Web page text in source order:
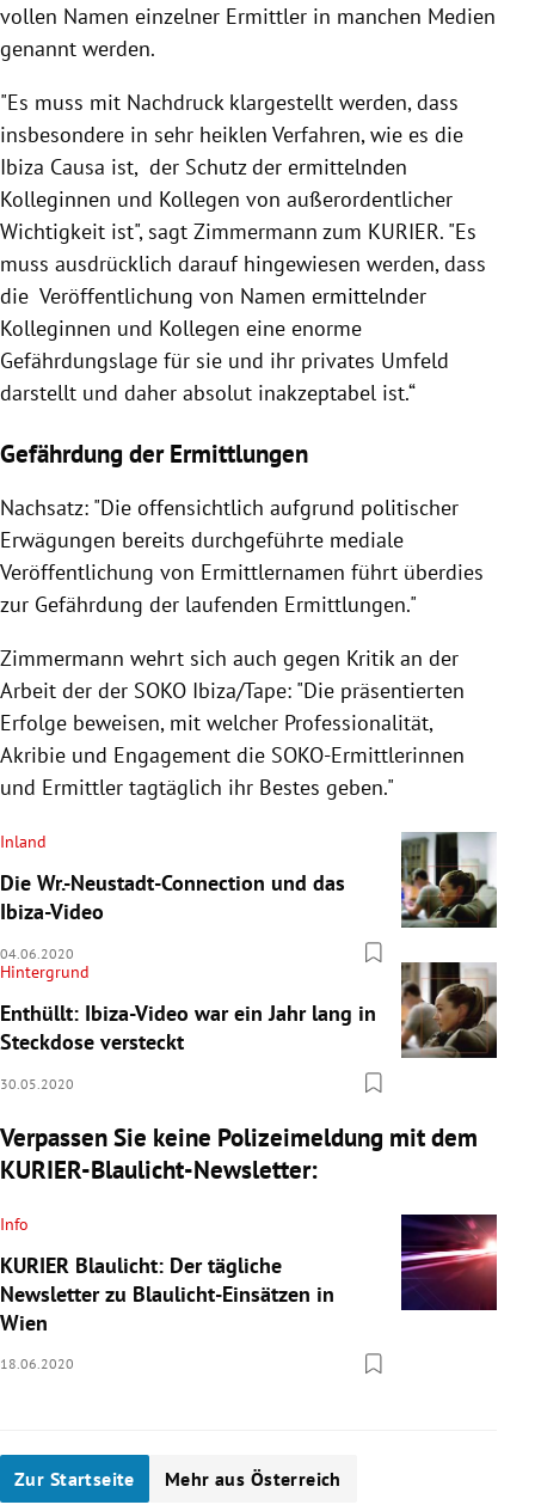
vollen Namen einzelner Ermittler in manchen Medien
genannt werden.
"Es muss mit Nachdruck klargestellt werden, dass
insbesondere in sehr heiklen Verfahren, wie es die
Ibiza Causa ist, der Schutz der ermittelnden
Kolleginnen und Kollegen von außerordentlicher
Wichtigkeit ist", sagt Zimmermann zum KURIER. "Es
muss ausdrücklich darauf hingewiesen werden, dass
die Veröffentlichung von Namen ermittelnder
Kolleginnen und Kollegen eine enorme
Gefährdungslage für sie und ihr privates Umfeld
darstellt und daher absolut inakzeptabel ist.“
Gefährdung der Ermittlungen
Nachsatz: "Die offensichtlich aufgrund politischer
Erwägungen bereits durchgeführte mediale
Veröffentlichung von Ermittlernamen führt überdies
zur Gefährdung der laufenden Ermittlungen."
Zimmermann wehrt sich auch gegen Kritik an der
Arbeit der der SOKO Ibiza/Tape: "Die präsentierten
Erfolge beweisen, mit welcher Professionalität,
Akribie und Engagement die SOKO-Ermittlerinnen
und Ermittler tagtäglich ihr Bestes geben."
Inland
Die Wr.-Neustadt-Connection und das
Ibiza-Video
04.06.2020
Hintergrund
Enthüllt: Ibiza-Video war ein Jahr lang in
Steckdose versteckt
30.05.2020
Verpassen Sie keine Polizeimeldung mit dem
KURIER-Blaulicht-Newsletter:
Info
KURIER Blaulicht: Der tägliche
Newsletter zu Blaulicht-Einsätzen in
Wien
18.06.2020
Zur Startseite Mehr aus Österreich